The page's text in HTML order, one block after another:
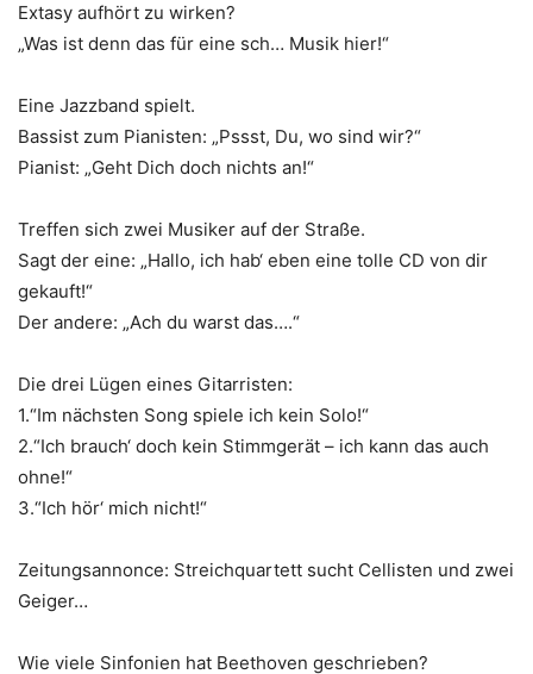
Extasy aufhört zu wirken?
„Was ist denn das für eine sch… Musik hier!“
Eine Jazzband spielt.
Bassist zum Pianisten: „Pssst, Du, wo sind wir?“
Pianist: „Geht Dich doch nichts an!“
Treffen sich zwei Musiker auf der Straße.
Sagt der eine: „Hallo, ich hab‘ eben eine tolle CD von dir
gekauft!“
Der andere: „Ach du warst das….“
Die drei Lügen eines Gitarristen:
1.“Im nächsten Song spiele ich kein Solo!“
2.“Ich brauch‘ doch kein Stimmgerät – ich kann das auch
ohne!“
3.“Ich hör‘ mich nicht!“
Zeitungsannonce: Streichquartett sucht Cellisten und zwei
Geiger…
Wie viele Sinfonien hat Beethoven geschrieben?